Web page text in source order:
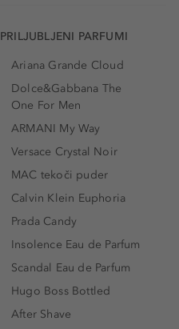
PRILJUBLJENI PARFUMI
Ariana Grande Cloud
Dolce&Gabbana The
One For Men
ARMANI My Way
Versace Crystal Noir
MAC tekoči puder
Calvin Klein Euphoria
Prada Candy
Insolence Eau de Parfum
Scandal Eau de Parfum
Hugo Boss Bottled
After Shave